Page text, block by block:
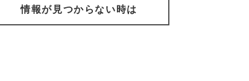
情報が見つからない時は